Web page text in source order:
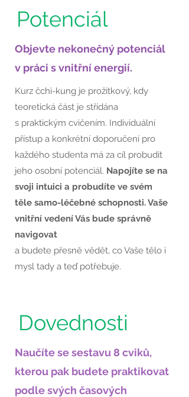
Naučte se
pracovat
s tělem,
myslí a
energií
Potenciál
Objevte nekonečný potenciál
v práci s vnitřní energií.
Kurz čchi-kung je prožitkový, kdy
teoretická část je střídána
s praktickým cvičením. Individuální
přístup a konkrétní doporučení pro
každého studenta má za cíl probudit
jeho osobní potenciál. Napojíte se na
svoji intuici a probudíte ve svém
těle samo-léčebné schopnosti. Vaše
vnitřní vedení Vás bude správně
navigovat
a budete přesně vědět, co Vaše tělo i
mysl tady a teď potřebuje.
Dovednosti
Naučíte se sestavu 8 cviků,
kterou pak budete praktikovat
podle svých časových